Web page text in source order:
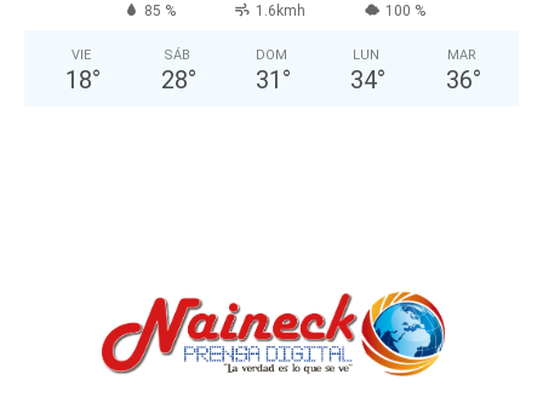
85 % 1.6kmh 100 %
VIE
18°
SÁB
28°
DOM
31 °
LUN
34°
MAR
36°